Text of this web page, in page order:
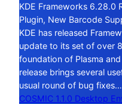
KDE Frameworks 6.28.0
Plugin, New Barcode
KDE has released
update to its set of over
foundation of Plasma
release brings several
usual round of bug
COSMIC 1.1.0 Desktop